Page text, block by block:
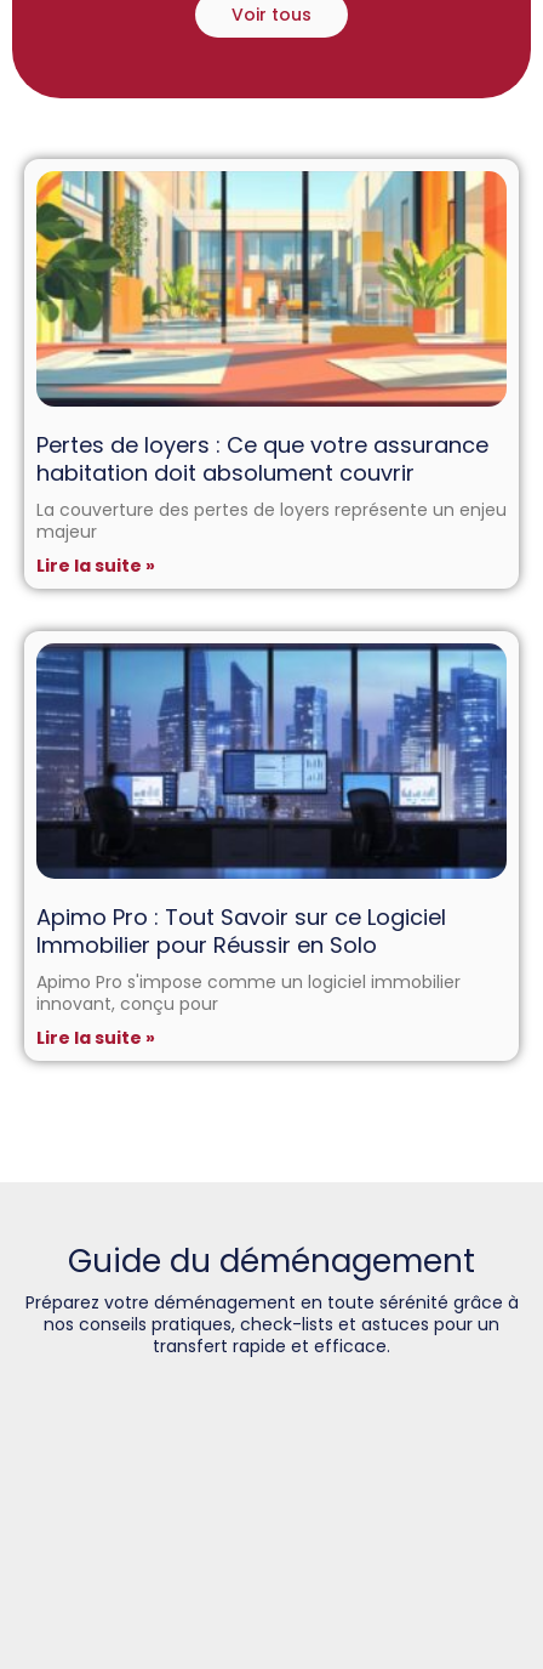
Voir tous
Pertes de loyers : Ce que votre assurance
habitation doit absolument couvrir
La couverture des pertes de loyers représente un enjeu
majeur
Lire la suite »
Apimo Pro : Tout Savoir sur ce Logiciel
Immobilier pour Réussir en Solo
Apimo Pro s'impose comme un logiciel immobilier
innovant, conçu pour
Lire la suite »
Guide du déménagement
Préparez votre déménagement en toute sérénité grâce à
nos conseils pratiques, check-lists et astuces pour un
transfert rapide et efficace.